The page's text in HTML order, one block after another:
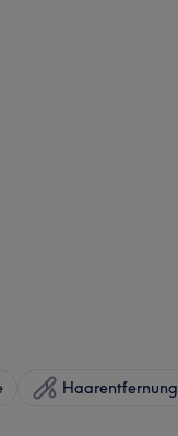
Haarentfernung